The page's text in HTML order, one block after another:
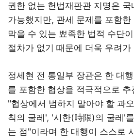
권한 없는 헌법재판관 지명은 국
가능했지만, 관세 문제를 포함
막을 수 있는 뾰족한 법적 수단
절차가 없기 때문에 더욱 우려
정세현 전 통일부 장관은 한 대
를 포함한 협상을 적극적으로 추
"협상에서 범하지 말아야 할 과
칙의 굴레', '시한(時限)의 굴레'
는 점"이라며 한 대행이 스스로